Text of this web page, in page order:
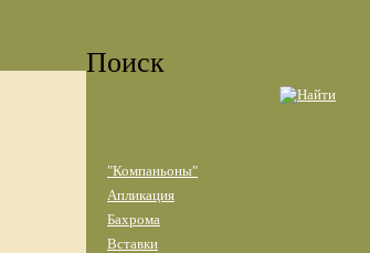
Поиск
"Компаньоны"
Апликация
Бахрома
Вставки